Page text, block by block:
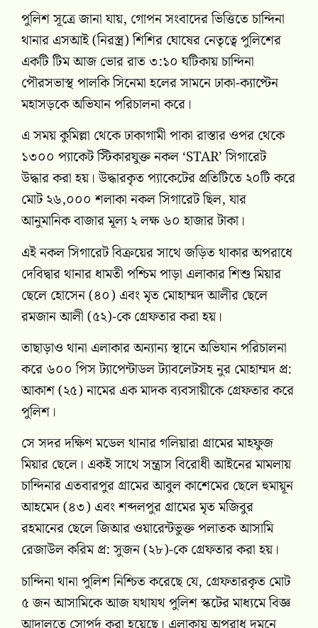
পুলিশ সূত্রে জানা যায়, গোপন সংবাদের ভিত্তিতে চান্দিনা
থানার এসআই (নিরস্ত্র) শিশির ঘোষের নেতৃত্বে পুলিশের
একটি টিম আজ ভোর রাত ৩:১০ ঘটিকায় চান্দিনা
পৌরসভাস্থ পালকি সিনেমা হলের সামনে ঢাকা-ক্যাপ্টেন
মহাসড়কে অভিযান পরিচালনা করে।
এ সময় কুমিল্লা থেকে ঢাকাগামী পাকা রাস্তার ওপর থেকে
১৩০০ প্যাকেট স্টিকারযুক্ত নকল ‘STAR’ সিগারেট
উদ্ধার করা হয়। উদ্ধারকৃত প্যাকেটের প্রতিটিতে ২০টি করে
মোট ২৬,০০০ শলাকা নকল সিগারেট ছিল, যার
আনুমানিক বাজার মূল্য ২ লক্ষ ৬০ হাজার টাকা।
এই নকল সিগারেট বিক্রয়ের সাথে জড়িত থাকার অপরাধে
দেবিদ্বার থানার ধামতী পশ্চিম পাড়া এলাকার শিশু মিয়ার
ছেলে হোসেন (৪০) এবং মৃত মোহাম্মদ আলীর ছেলে
রমজান আলী (৫২)-কে গ্রেফতার করা হয়।
তাছাড়াও থানা এলাকার অন্যান্য স্থানে অভিযান পরিচালনা
করে ৬০০ পিস ট্যাপেন্টাডল ট্যাবলেটসহ নুর মোহাম্মদ প্র:
আকাশ (২৫) নামের এক মাদক ব্যবসায়ীকে গ্রেফতার করে
পুলিশ।
সে সদর দক্ষিণ মডেল থানার গলিয়ারা গ্রামের মাহফুজ
মিয়ার ছেলে। একই সাথে সন্ত্রাস বিরোধী আইনের মামলায়
চান্দিনার এতবারপুর গ্রামের আবুল কাশেমের ছেলে হুমায়ূন
আহমেদ (৪৩) এবং শব্দলপুর গ্রামের মৃত মজিবুর
রহমানের ছেলে জিআর ওয়ারেন্টভুক্ত পলাতক আসামি
রেজাউল করিম প্র: সুজন (২৮)-কে গ্রেফতার করা হয়।
চান্দিনা থানা পুলিশ নিশ্চিত করেছে যে, গ্রেফতারকৃত মোট
৫ জন আসামিকে আজ যথাযথ পুলিশ স্কটের মাধ্যমে বিজ্ঞ